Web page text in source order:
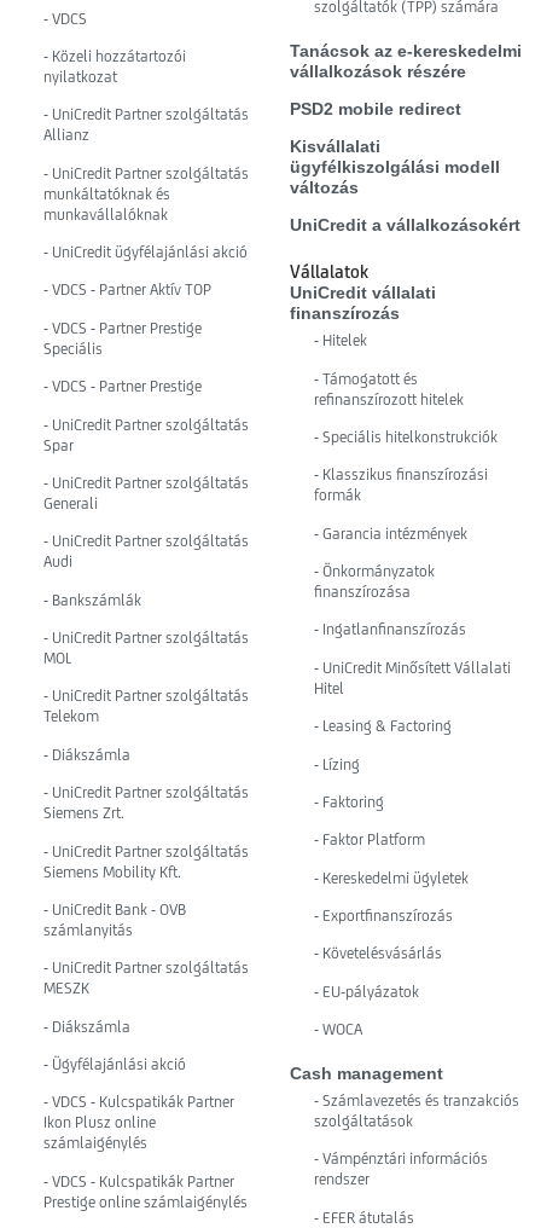
- VDCS
- Közeli hozzátartozói
nyilatkozat
- UniCredit Partner szolgáltatás
Allianz
- UniCredit Partner szolgáltatás
munkáltatóknak és
munkavállalóknak
- UniCredit ügyfélajánlási akció
- VDCS - Partner Aktív TOP
- VDCS - Partner Prestige
Speciális
- VDCS - Partner Prestige
- UniCredit Partner szolgáltatás
Spar
- UniCredit Partner szolgáltatás
Generali
- UniCredit Partner szolgáltatás
Audi
- Bankszámlák
- UniCredit Partner szolgáltatás
MOL
- UniCredit Partner szolgáltatás
Telekom
- Diákszámla
- UniCredit Partner szolgáltatás
Siemens Zrt.
- UniCredit Partner szolgáltatás
Siemens Mobility Kft.
- UniCredit Bank - OVB
számlanyitás
- UniCredit Partner szolgáltatás
MESZK
- Diákszámla
- Ügyfélajánlási akció
- VDCS - Kulcspatikák Partner
Ikon Plusz online
számlaigénylés
- VDCS - Kulcspatikák Partner
Prestige online számlaigénylés
szolgáltatók (TPP) számára
Tanácsok az e-kereskedelmi
vállalkozások részére
PSD2 mobile redirect
Kisvállalati
ügyfélkiszolgálási modell
változás
UniCredit a vállalkozásokért
Vállalatok
UniCredit vállalati
finanszírozás
- Hitelek
- Támogatott és
refinanszírozott hitelek
- Speciális hitelkonstrukciók
- Klasszikus finanszírozási
formák
- Garancia intézmények
- Önkormányzatok
finanszírozása
- Ingatlanfinanszírozás
- UniCredit Minősített Vállalati
Hitel
- Leasing & Factoring
- Lízing
- Faktoring
- Faktor Platform
- Kereskedelmi ügyletek
- Exportfinanszírozás
- Követelésvásárlás
- EU-pályázatok
- WOCA
Cash management
- Számlavezetés és tranzakciós
szolgáltatások
- Vámpénztári információs
rendszer
- EFER átutalás